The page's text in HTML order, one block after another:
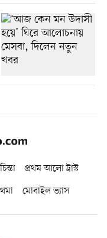
প্রথম আলো ট্রাস্ট
মোবাইল ভ্যাস